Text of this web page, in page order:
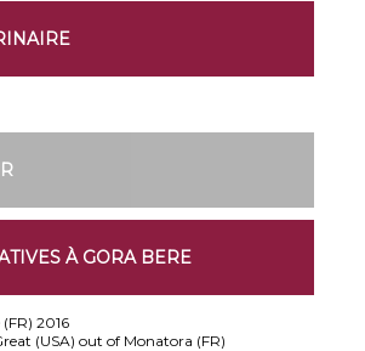
À GORA BERE
2016
(USA) out of Monatora (FR)